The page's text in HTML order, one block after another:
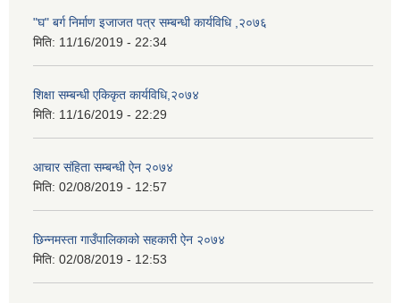
"घ" बर्ग निर्माण इजाजत पत्र सम्बन्धी कार्यविधि ,२०७६
मिति: 11/16/2019 - 22:34
शिक्षा सम्बन्धी एकिकृत कार्यविधि,२०७४
मिति: 11/16/2019 - 22:29
आचार संहिता सम्बन्धी ऐन २०७४
मिति: 02/08/2019 - 12:57
छिन्नमस्ता गाउँपालिकाको सहकारी ऐन २०७४
मिति: 02/08/2019 - 12:53